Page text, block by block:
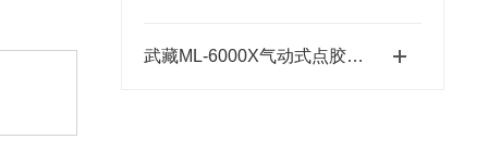
武藏ML-6000X气动式点胶机维护体系：从预防性保养到智能运维